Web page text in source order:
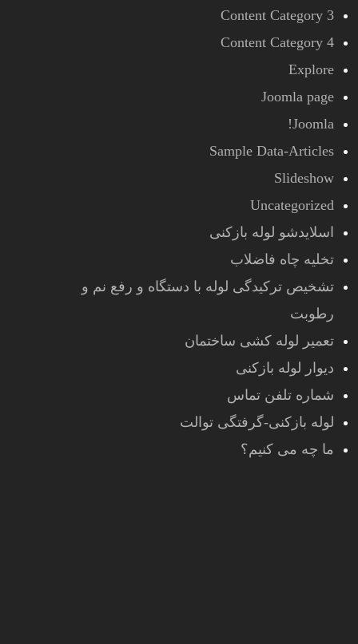
Content Category 3
Content Category 4
Explore
Joomla page
Joomla!
Sample Data-Articles
Slideshow
Uncategorized
اسلایدشو لوله بازکنی
تخلیه چاه فاضلاب
تشخیص ترکیدگی لوله با دستگاه و رفع نم و
رطوبت
تعمیر لوله کشی ساختمان
دیوار لوله بازکنی
شماره تلفن تماس
لوله بازکنی-گرفتگی توالت
ما چه می کنیم؟